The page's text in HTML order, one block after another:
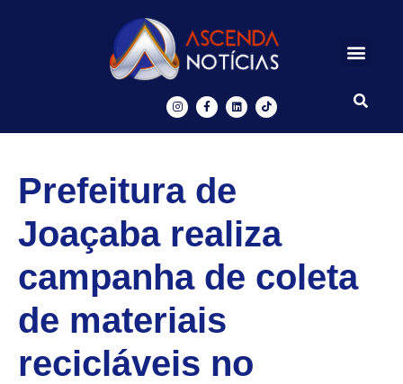
Prefeitura de
Joaçaba realiza
campanha de coleta
de materiais
recicláveis no